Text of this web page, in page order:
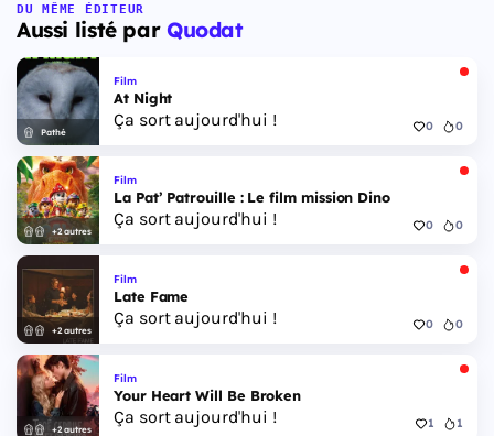
DU MÊME ÉDITEUR
Aussi listé par Quodat
Pathé
Film
At Night
Ça sort aujourd'hui ! 0 0
+2 autres
Film
La Pat’ Patrouille : Le film mission Dino
Ça sort aujourd'hui ! 0 0
+2 autres
Film
Late Fame
Ça sort aujourd'hui ! 0 0
+2 autres
Film
Your Heart Will Be Broken
Ça sort aujourd'hui ! 1 1